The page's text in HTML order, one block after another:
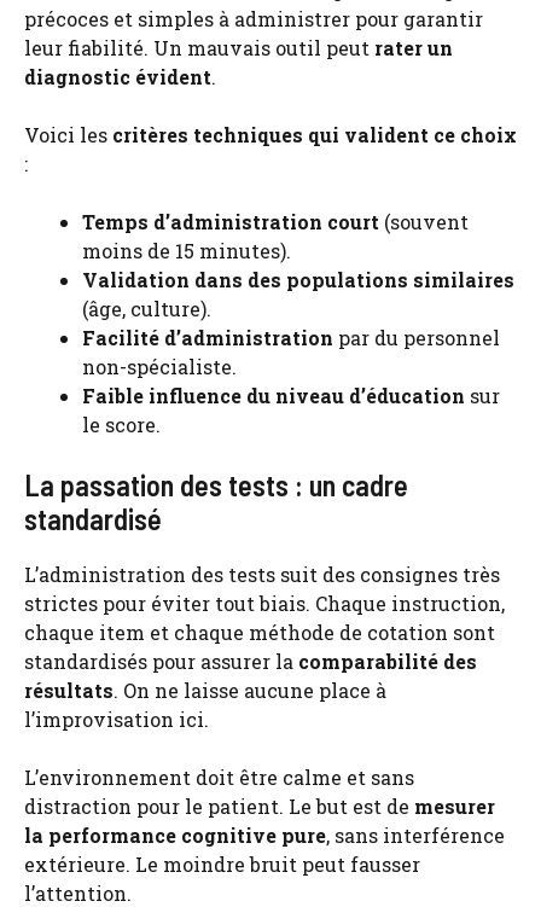
précoces et simples à administrer pour garantir
leur fiabilité. Un mauvais outil peut rater un
diagnostic évident.
Voici les critères techniques qui valident ce choix
:
Temps d’administration court (souvent
moins de 15 minutes).
Validation dans des populations similaires
(âge, culture).
Facilité d’administration par du personnel
non-spécialiste.
Faible influence du niveau d’éducation sur
le score.
La passation des tests : un cadre
standardisé
L’administration des tests suit des consignes très
strictes pour éviter tout biais. Chaque instruction,
chaque item et chaque méthode de cotation sont
standardisés pour assurer la comparabilité des
résultats. On ne laisse aucune place à
l’improvisation ici.
L’environnement doit être calme et sans
distraction pour le patient. Le but est de mesurer
la performance cognitive pure, sans interférence
extérieure. Le moindre bruit peut fausser
l’attention.